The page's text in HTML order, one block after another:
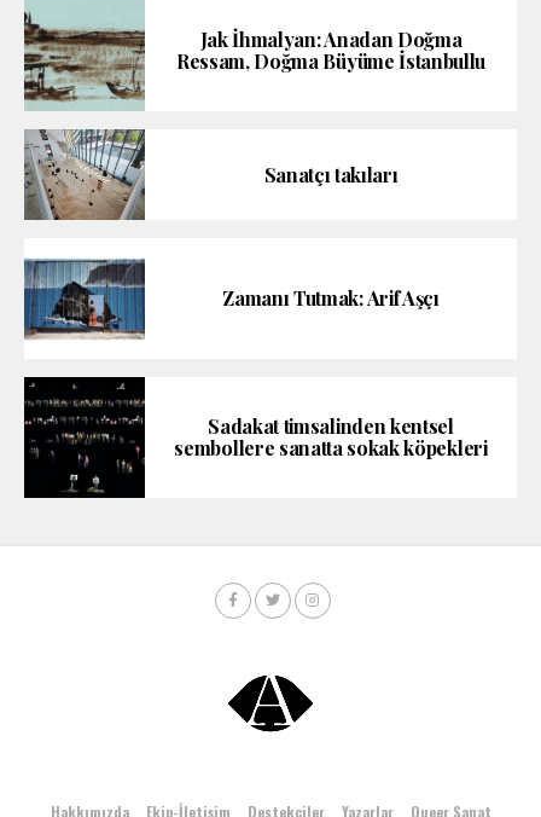
Jak İhmalyan: Anadan Doğma
Ressam, Doğma Büyüme İstanbullu
Sanatçı takıları
Zamanı Tutmak: Arif Aşçı
Sadakat timsalinden kentsel
sembollere sanatta sokak köpekleri
Hakkımızda Ekip-İletişim Destekçiler Yazarlar Queer Sanat